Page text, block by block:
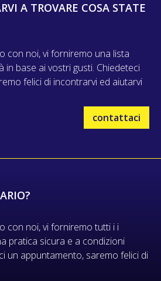
A TROVARE COSA STATE
con noi, vi forniremo una lista
in base ai vostri gusti. Chiedeteci
felici di incontrarvi ed aiutarvi
contattaci
con noi, vi forniremo tutti i i
pratica sicura e a condizioni
un appuntamento, saremo felici di